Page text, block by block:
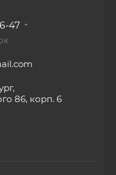
47
86, корп. 6​